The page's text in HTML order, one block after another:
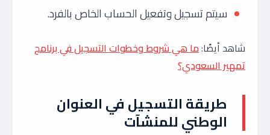
سيتم تسجيل وتفعيل الحساب الخاص بالفرد.
شاهد أيضًا:ما هي شروط وخطوات التسجيل في برنامج
تمهير السعودي؟
طريقة التسجيل في العنوان
الوطني للمنشآت